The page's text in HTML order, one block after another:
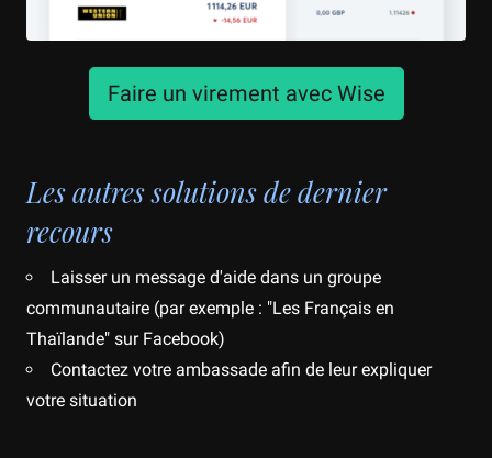
Faire un virement avec Wise
Les autres solutions de dernier
recours
Laisser un message d'aide dans un groupe
communautaire (par exemple : "Les Français en
Thaïlande" sur Facebook)
Contactez votre ambassade afin de leur expliquer
votre situation